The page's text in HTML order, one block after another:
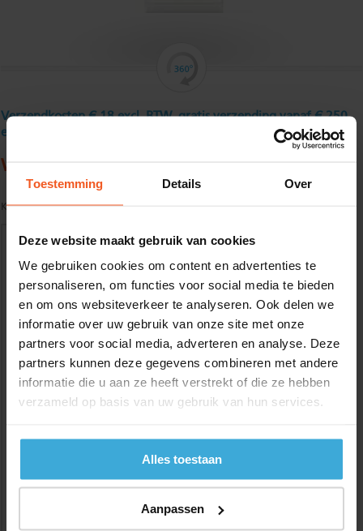
Toestemming Details Over
Deze website maakt gebruik van cookies
We gebruiken cookies om content en advertenties te
personaliseren, om functies voor social media te bieden
en om ons websiteverkeer te analyseren. Ook delen we
informatie over uw gebruik van onze site met onze
partners voor social media, adverteren en analyse. Deze
partners kunnen deze gegevens combineren met andere
informatie die u aan ze heeft verstrekt of die ze hebben
verzameld op basis van uw gebruik van hun services.
Alles toestaan
Aanpassen
Verzendkosten € 18 excl. BTW, gratis verzending vanaf € 250
excl. BTW
Warmgewalst platstaal verzinkt 50 x 8 mm
Kwaliteit: S235JR (EN10025) Thermisch verzinkt
Gewenste
lengtemaat in
(max. 2000 mm)
+/- 2 mm lengtetolerantie
Materiaalkosten
Alle bedragen zijn excl. 21% BTW